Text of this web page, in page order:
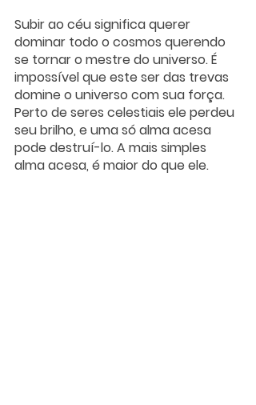
Subir ao céu significa querer
dominar todo o cosmos querendo
se tornar o mestre do universo. É
impossível que este ser das trevas
domine o universo com sua força.
Perto de seres celestiais ele perdeu
seu brilho, e uma só alma acesa
pode destruí-lo. A mais simples
alma acesa, é maior do que ele.